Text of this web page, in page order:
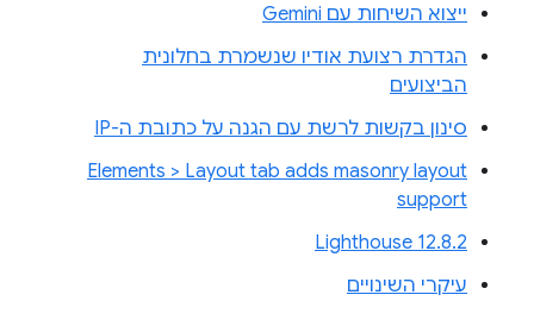
ייצוא השיחות עם Gemini
הגדרת רצועת אודיו שנשמרת בחלונית
הביצועים
סינון בקשות לרשת עם הגנה על כתובת ה-IP
Elements > Layout tab adds masonry layout
support
Lighthouse 12.8.2
עיקרי השינויים